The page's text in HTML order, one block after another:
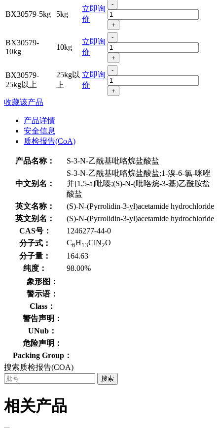
BX30579-5kg 5kg
立即询
价
-
+
BX30579-
10kg
10kg
立即询
价
-
+
BX30579-
25kg以上
25kg以
上
立即询
价
-
+
收藏该产品
产品详情
安全信息
质检报告(CoA)
产品名称： S-3-N-乙酰基吡咯烷盐酸盐
中文别名：
S-3-N-乙酰基吡咯烷盐酸盐;1-溴-6-氯-咪唑
并[1,5-a]吡嗪;(S)-N-(吡咯烷-3-基)乙酰胺盐
酸盐
英文名称：
(S)-N-(Pyrrolidin-3-yl)acetamide hydrochloride
英文别名：
(S)-N-(Pyrrolidin-3-yl)acetamide hydrochloride
CAS号：
1246277-44-0
分子式：
C6H13ClN2O
分子量：
164.63
纯度：
98.00%
象形图：
警示语：
Class：
警告声明：
UNub：
危险声明：
Packing Group：
搜索质检报告(COA)
搜索
相关产品